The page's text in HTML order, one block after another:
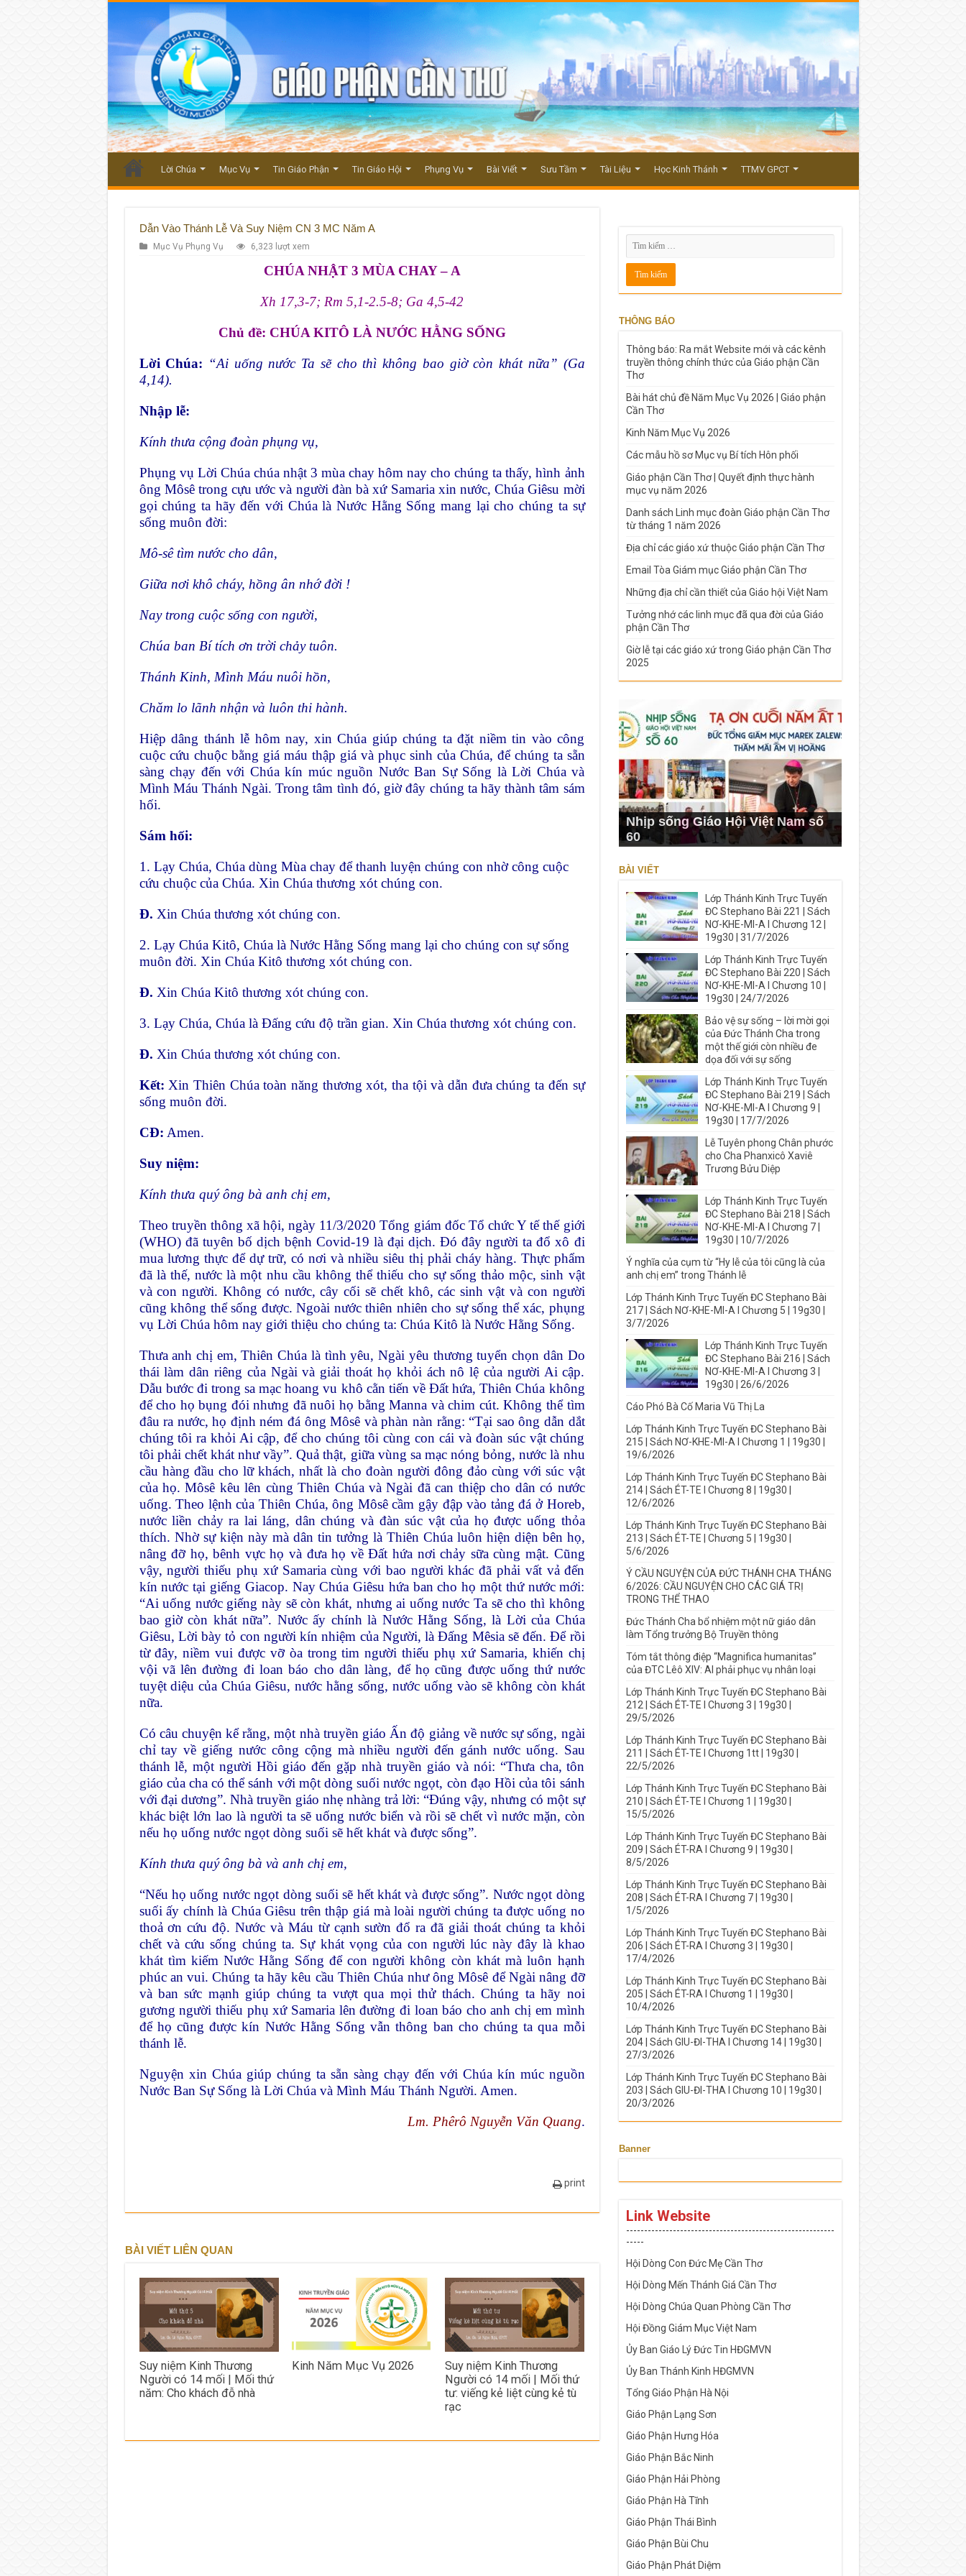
Lời Chúa Mục Vụ Tin Giáo Phận Tin Giáo Hội Phụng Vụ Bài Viết Sưu Tầm Tài Liệu Học Kinh Thánh TTMV GPCT
Dẫn Vào Thánh Lễ Và Suy Niệm CN 3 MC Năm A
Mục Vụ Phụng Vụ 6,323 lượt xem
CHÚA NHẬT 3 MÙA CHAY – A
Xh 17,3-7; Rm 5,1-2.5-8; Ga 4,5-42
Chủ đề: CHÚA KITÔ LÀ NƯỚC HẰNG SỐNG
Lời Chúa: “Ai uống nước Ta sẽ cho thì không bao giờ còn khát nữa” (Ga
4,14).
Nhập lễ:
Kính thưa cộng đoàn phụng vụ,
Phụng vụ Lời Chúa chúa nhật 3 mùa chay hôm nay cho chúng ta thấy, hình ảnh
ông Môsê trong cựu ước và người đàn bà xứ Samaria xin nước, Chúa Giêsu mời
gọi chúng ta hãy đến với Chúa là Nước Hằng Sống mang lại cho chúng ta sự
sống muôn đời:
Mô-sê tìm nước cho dân,
Giữa nơi khô cháy, hồng ân nhớ đời !
Nay trong cuộc sống con người,
Chúa ban Bí tích ơn trời chảy tuôn.
Thánh Kinh, Mình Máu nuôi hồn,
Chăm lo lãnh nhận và luôn thi hành.
Hiệp dâng thánh lễ hôm nay, xin Chúa giúp chúng ta đặt niềm tin vào công
cuộc cứu chuộc bằng giá máu thập giá và phục sinh của Chúa, để chúng ta sẵn
sàng chạy đến với Chúa kín múc nguồn Nước Ban Sự Sống là Lời Chúa và
Mình Máu Thánh Ngài. Trong tâm tình đó, giờ đây chúng ta hãy thành tâm sám
hối.
Sám hối:
1. Lạy Chúa, Chúa dùng Mùa chay để thanh luyện chúng con nhờ công cuộc
cứu chuộc của Chúa. Xin Chúa thương xót chúng con.
Đ. Xin Chúa thương xót chúng con.
2. Lạy Chúa Kitô, Chúa là Nước Hằng Sống mang lại cho chúng con sự sống
muôn đời. Xin Chúa Kitô thương xót chúng con.
Đ. Xin Chúa Kitô thương xót chúng con.
3. Lạy Chúa, Chúa là Đấng cứu độ trần gian. Xin Chúa thương xót chúng con.
Đ. Xin Chúa thương xót chúng con.
Kết: Xin Thiên Chúa toàn năng thương xót, tha tội và dẫn đưa chúng ta đến sự
sống muôn đời.
CĐ: Amen.
Suy niệm:
Kính thưa quý ông bà anh chị em,
Theo truyền thông xã hội, ngày 11/3/2020 Tổng giám đốc Tổ chức Y tế thế giới
(WHO) đã tuyên bố dịch bệnh Covid-19 là đại dịch. Đó đây người ta đổ xô đi
mua lương thực để dự trữ, có nơi và nhiều siêu thị phải cháy hàng. Thực phẩm
đã là thế, nước là một nhu cầu không thể thiếu cho sự sống thảo mộc, sinh vật
và con người. Không có nước, cây cối sẽ chết khô, các sinh vật và con người
cũng không thể sống được. Ngoài nước thiên nhiên cho sự sống thể xác, phụng
vụ Lời Chúa hôm nay giới thiệu cho chúng ta: Chúa Kitô là Nước Hằng Sống.
Thưa anh chị em, Thiên Chúa là tình yêu, Ngài yêu thương tuyển chọn dân Do
thái làm dân riêng của Ngài và giải thoát họ khỏi ách nô lệ của người Ai cập.
Dẫu bước đi trong sa mạc hoang vu khô cằn tiến về Đất hứa, Thiên Chúa không
để cho họ bụng đói nhưng đã nuôi họ bằng Manna và chim cút. Không thể tìm
đâu ra nước, họ định ném đá ông Môsê và phàn nàn rằng: “Tại sao ông dẫn dắt
chúng tôi ra khỏi Ai cập, để cho chúng tôi cùng con cái và đoàn súc vật chúng
tôi phải chết khát như vầy”. Quả thật, giữa vùng sa mạc nóng bỏng, nước là nhu
cầu hàng đầu cho lữ khách, nhất là cho đoàn người đông đảo cùng với súc vật
của họ. Môsê kêu lên cùng Thiên Chúa và Ngài đã can thiệp cho dân có nước
uống. Theo lệnh của Thiên Chúa, ông Môsê cầm gậy đập vào tảng đá ở Horeb,
nước liền chảy ra lai láng, dân chúng và đàn súc vật của họ được uống thỏa
thích. Nhờ sự kiện này mà dân tin tưởng là Thiên Chúa luôn hiện diện bên họ,
nâng đỡ họ, bênh vực họ và đưa họ về Đất hứa nơi chảy sữa cùng mật. Cũng
vậy, người thiếu phụ xứ Samaria cùng với bao người khác đã phải vất vả đến
kín nước tại giếng Giacop. Nay Chúa Giêsu hứa ban cho họ một thứ nước mới:
“Ai uống nước giếng này sẽ còn khát, nhưng ai uống nước Ta sẽ cho thì không
bao giờ còn khát nữa”. Nước ấy chính là Nước Hằng Sống, là Lời của Chúa
Giêsu, Lời bày tỏ con người kín nhiệm của Người, là Đấng Mêsia sẽ đến. Để rồi
từ đây, niềm vui được vỡ òa trong tim người thiếu phụ xứ Samaria, khiến chị
vội vã lên đường đi loan báo cho dân làng, để họ cũng được uống thứ nước
tuyệt diệu của Chúa Giêsu, nước hằng sống, nước uống vào sẽ không còn khát
nữa.
Có câu chuyện kể rằng, một nhà truyền giáo Ấn độ giảng về nước sự sống, ngài
chỉ tay về giếng nước công cộng mà nhiều người đến gánh nước uống. Sau
thánh lễ, một người Hồi giáo đến gặp nhà truyền giáo và nói: “Thưa cha, tôn
giáo của cha có thể sánh với một dòng suối nước ngọt, còn đạo Hồi của tôi sánh
với đại dương”. Nhà truyền giáo nhẹ nhàng trả lời: “Đúng vậy, nhưng có một sự
khác biệt lớn lao là người ta sẽ uống nước biển và rồi sẽ chết vì nước mặn, còn
nếu họ uống nước ngọt dòng suối sẽ hết khát và được sống”.
Kính thưa quý ông bà và anh chị em,
“Nếu họ uống nước ngọt dòng suối sẽ hết khát và được sống”. Nước ngọt dòng
suối ấy chính là Chúa Giêsu trên thập giá mà loài người chúng ta được uống no
thoả ơn cứu độ. Nước và Máu từ cạnh sườn đổ ra đã giải thoát chúng ta khỏi
chết và cứu sống chúng ta. Sự khát vọng của con người lúc này đây là khao
khát tìm kiếm Nước Hằng Sống để con người không còn khát mà luôn hạnh
phúc an vui. Chúng ta hãy kêu cầu Thiên Chúa như ông Môsê để Ngài nâng đỡ
và ban sức mạnh giúp chúng ta vượt qua mọi thử thách. Chúng ta hãy noi
gương người thiếu phụ xứ Samaria lên đường đi loan báo cho anh chị em mình
để họ cũng được kín Nước Hằng Sống vẫn thông ban cho chúng ta qua mỗi
thánh lễ.
Nguyện xin Chúa giúp chúng ta sẵn sàng chạy đến với Chúa kín múc nguồn
Nước Ban Sự Sống là Lời Chúa và Mình Máu Thánh Người. Amen.
Lm. Phêrô Nguyễn Văn Quang.
print
BÀI VIẾT LIÊN QUAN
Suy niệm Kinh Thương
Người có 14 mối | Mối thứ
năm: Cho khách đỗ nhà
Kinh Năm Mục Vụ 2026
Suy niệm Kinh Thương
Người có 14 mối | Mối thứ
tư: viếng kẻ liệt cùng kẻ tù
rạc
THÔNG BÁO
Thông báo: Ra mắt Website mới và các kênh
truyền thông chính thức của Giáo phận Cần
Thơ
Bài hát chủ đề Năm Mục Vụ 2026 | Giáo phận
Cần Thơ
Kinh Năm Mục Vụ 2026
Các mẫu hồ sơ Mục vụ Bí tích Hôn phối
Giáo phận Cần Thơ | Quyết định thực hành
mục vụ năm 2026
Danh sách Linh mục đoàn Giáo phận Cần Thơ
từ tháng 1 năm 2026
Địa chỉ các giáo xứ thuộc Giáo phận Cần Thơ
Email Tòa Giám mục Giáo phận Cần Thơ
Những địa chỉ cần thiết của Giáo hội Việt Nam
Tưởng nhớ các linh mục đã qua đời của Giáo
phận Cần Thơ
Giờ lễ tại các giáo xứ trong Giáo phận Cần Thơ
2025
Nhịp sống Giáo Hội Việt Nam số
60
BÀI VIẾT
Lớp Thánh Kinh Trực Tuyến
ĐC Stephano Bài 221 | Sách
NƠ-KHE-MI-A I Chương 12 |
19g30 | 31/7/2026
Lớp Thánh Kinh Trực Tuyến
ĐC Stephano Bài 220 | Sách
NƠ-KHE-MI-A I Chương 10 |
19g30 | 24/7/2026
Bảo vệ sự sống – lời mời gọi
của Đức Thánh Cha trong
một thế giới còn nhiều đe
dọa đối với sự sống
Lớp Thánh Kinh Trực Tuyến
ĐC Stephano Bài 219 | Sách
NƠ-KHE-MI-A I Chương 9 |
19g30 | 17/7/2026
Lễ Tuyên phong Chân phước
cho Cha Phanxicô Xaviê
Trương Bửu Diệp
Lớp Thánh Kinh Trực Tuyến
ĐC Stephano Bài 218 | Sách
NƠ-KHE-MI-A I Chương 7 |
19g30 | 10/7/2026
Ý nghĩa của cụm từ “Hy lễ của tôi cũng là của
anh chị em” trong Thánh lễ
Lớp Thánh Kinh Trực Tuyến ĐC Stephano Bài
217 | Sách NƠ-KHE-MI-A I Chương 5 | 19g30 |
3/7/2026
Lớp Thánh Kinh Trực Tuyến
ĐC Stephano Bài 216 | Sách
NƠ-KHE-MI-A I Chương 3 |
19g30 | 26/6/2026
Cáo Phó Bà Cố Maria Vũ Thị La
Lớp Thánh Kinh Trực Tuyến ĐC Stephano Bài
215 | Sách NƠ-KHE-MI-A I Chương 1 | 19g30 |
19/6/2026
Lớp Thánh Kinh Trực Tuyến ĐC Stephano Bài
214 | Sách ÉT-TE I Chương 8 | 19g30 |
12/6/2026
Lớp Thánh Kinh Trực Tuyến ĐC Stephano Bài
213 | Sách ÉT-TE | Chương 5 | 19g30 |
5/6/2026
Ý CẦU NGUYỆN CỦA ĐỨC THÁNH CHA THÁNG
6/2026: CẦU NGUYỆN CHO CÁC GIÁ TRỊ
TRONG THỂ THAO
Đức Thánh Cha bổ nhiệm một nữ giáo dân
làm Tổng trưởng Bộ Truyền thông
Tóm tắt thông điệp “Magnifica humanitas”
của ĐTC Lêô XIV: AI phải phục vụ nhân loại
Lớp Thánh Kinh Trực Tuyến ĐC Stephano Bài
212 | Sách ÉT-TE I Chương 3 | 19g30 |
29/5/2026
Lớp Thánh Kinh Trực Tuyến ĐC Stephano Bài
211 | Sách ÉT-TE I Chương 1tt | 19g30 |
22/5/2026
Lớp Thánh Kinh Trực Tuyến ĐC Stephano Bài
210 | Sách ÉT-TE I Chương 1 | 19g30 |
15/5/2026
Lớp Thánh Kinh Trực Tuyến ĐC Stephano Bài
209 | Sách ÉT-RA I Chương 9 | 19g30 |
8/5/2026
Lớp Thánh Kinh Trực Tuyến ĐC Stephano Bài
208 | Sách ÉT-RA I Chương 7 | 19g30 |
1/5/2026
Lớp Thánh Kinh Trực Tuyến ĐC Stephano Bài
206 | Sách ÉT-RA I Chương 3 | 19g30 |
17/4/2026
Lớp Thánh Kinh Trực Tuyến ĐC Stephano Bài
205 | Sách ÉT-RA I Chương 1 | 19g30 |
10/4/2026
Lớp Thánh Kinh Trực Tuyến ĐC Stephano Bài
204 | Sách GIU-ĐI-THA I Chương 14 | 19g30 |
27/3/2026
Lớp Thánh Kinh Trực Tuyến ĐC Stephano Bài
203 | Sách GIU-ĐI-THA I Chương 10 | 19g30 |
20/3/2026
Banner
Link Website
----------------------------------------------------------
-----
Hội Dòng Con Đức Mẹ Cần Thơ
Hội Dòng Mến Thánh Giá Cần Thơ
Hội Dòng Chúa Quan Phòng Cần Thơ
Hội Đồng Giám Mục Việt Nam
Ủy Ban Giáo Lý Đức Tin HĐGMVN
Ủy Ban Thánh Kinh HĐGMVN
Tổng Giáo Phận Hà Nội
Giáo Phận Lạng Sơn
Giáo Phận Hưng Hóa
Giáo Phận Bắc Ninh
Giáo Phận Hải Phòng
Giáo Phận Hà Tĩnh
Giáo Phận Thái Bình
Giáo Phận Bùi Chu
Giáo Phận Phát Diệm